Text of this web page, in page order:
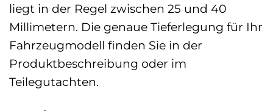
liegt in der Regel zwischen 25 und 40
Millimetern. Die genaue Tieferlegung für Ihr
Fahrzeugmodell finden Sie in der
Produktbeschreibung oder im
Teilegutachten.